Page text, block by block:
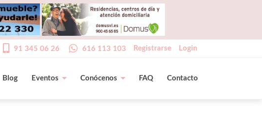
91 345 06 26 616 113 103 Registrarse Login
Blog Eventos Conócenos FAQ Contacto